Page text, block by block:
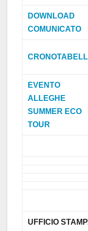
DOWNLOAD
COMUNICATO
EVENTO
ALLEGHE
SUMMER ECO
TOUR
UFFICIO